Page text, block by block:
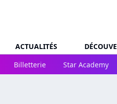
ACTUALITÉS
Billetterie
Star Academy